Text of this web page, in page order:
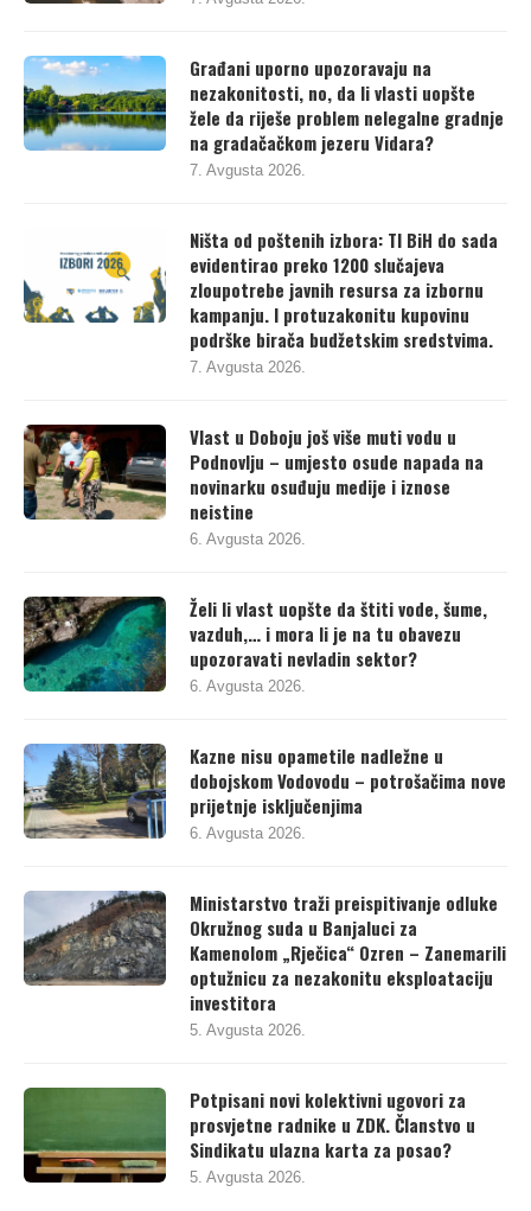
Građani uporno upozoravaju na
nezakonitosti, no, da li vlasti uopšte
žele da riješe problem nelegalne gradnje
na gradačačkom jezeru Vidara?
Ništa od poštenih izbora: TI BiH do sada
evidentirao preko 1200 slučajeva
zloupotrebe javnih resursa za izbornu
kampanju. I protuzakonitu kupovinu
podrške birača budžetskim sredstvima.
Vlast u Doboju još više muti vodu u
Podnovlju – umjesto osude napada na
novinarku osuđuju medije i iznose
neistine
Želi li vlast uopšte da štiti vode, šume,
vazduh,… i mora li je na tu obavezu
upozoravati nevladin sektor?
Kazne nisu opametile nadležne u
dobojskom Vodovodu – potrošačima nove
prijetnje isključenjima
Ministarstvo traži preispitivanje odluke
Okružnog suda u Banjaluci za
Kamenolom „Rječica“ Ozren – Zanemarili
optužnicu za nezakonitu eksploataciju
investitora
Potpisani novi kolektivni ugovori za
prosvjetne radnike u ZDK. Članstvo u
Sindikatu ulazna karta za posao?